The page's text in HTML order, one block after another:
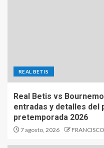
REAL BETIS
Real Betis vs
entradas y detalles del
pretemporada 2026
7 agosto, 2026